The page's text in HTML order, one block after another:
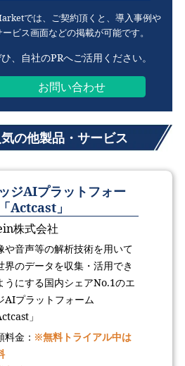
では、ご契約頂くと、導入事例や
ービス画面などの掲載が可能です。
、自社のPRへご活用ください。
お問い合わせ
の他製品・サービス
ジAIプラットフォー
Actcast」
株式会社
や音声等の解析技術を用いて
界のデータを収集・活用でき
うにする国内シェアNo.1のエ
AIプラットフォーム
」
料金： ※無料トライアル中は